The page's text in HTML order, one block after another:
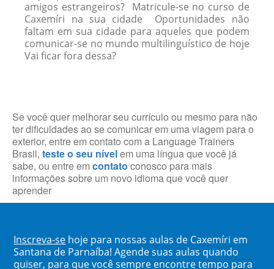
amigos estrangeiros? Matricule-se no curso de
Caxemíri na sua cidade Oportunidades não
faltam em sua cidade para aqueles que podem
comunicar-se no mundo multilinguístico de hoje
Vai ficar fora dessa?
Se você quer melhorar seu currículo ou mesmo para não
ter dificuldades ao se comunicar em uma viagem para o
exterior, entre em contato com a Language Trainers
Brasil, teste o seu nívelem uma língua que você já
sabe, ou entre em contato conosco para mais
informações sobre um novo idioma que você quer
aprender
Inscreva-se hoje para nossas aulas de Caxemíri em
Santana de Parnaíba! Agende suas aulas quando
quiser, para que você sempre encontre tempo para